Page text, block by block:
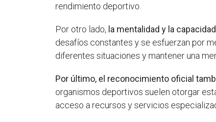
rendimiento deportivo.
Por otro lado, la mentalidad y la
desafíos constantes y se esfuerzan por
diferentes situaciones y mantener una
Por último, el reconocimiento oficial
organismos deportivos suelen otorgar
acceso a recursos y servicios